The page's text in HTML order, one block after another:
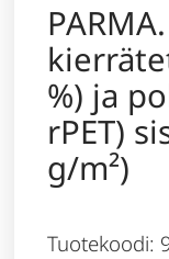
%) ja
rPET)
g/m²)
Tuotekoodi: